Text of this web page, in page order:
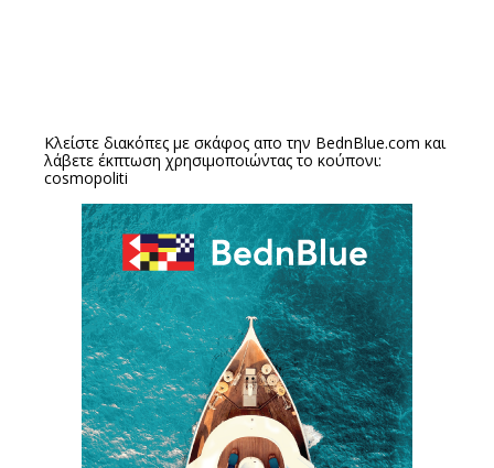
Κλείστε διακόπες με σκάφος απο την BednBlue.com και
λάβετε έκπτωση χρησιμοποιώντας το κούπονι:
cosmopoliti